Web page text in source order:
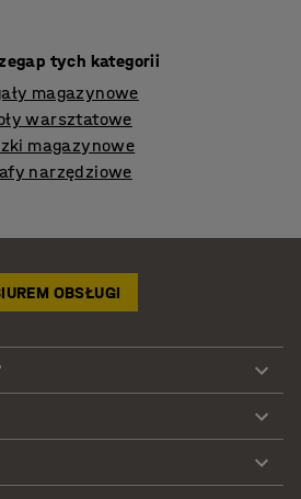
tych kategorii
magazynowe
warsztatowe
magazynowe
narzędziowe
OBSŁUGI